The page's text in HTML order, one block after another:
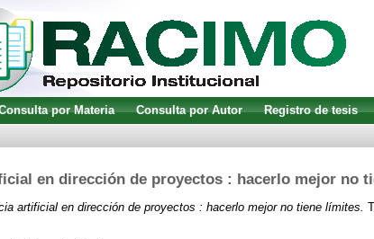
por Materia Consulta por Autor Registro de tesis
en dirección de proyectos : hacerlo mejor no
artificial en dirección de proyectos : hacerlo mejor no tiene límites.